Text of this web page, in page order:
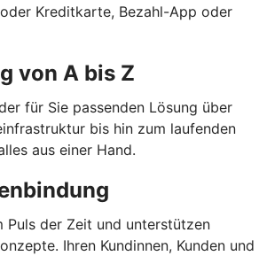
Kreditkarte, Bezahl-App oder
von A bis Z
für Sie passenden Lösung über
bis hin zum laufenden
aus einer Hand.
Puls der Zeit und unterstützen
Ihren Kundinnen, Kunden und